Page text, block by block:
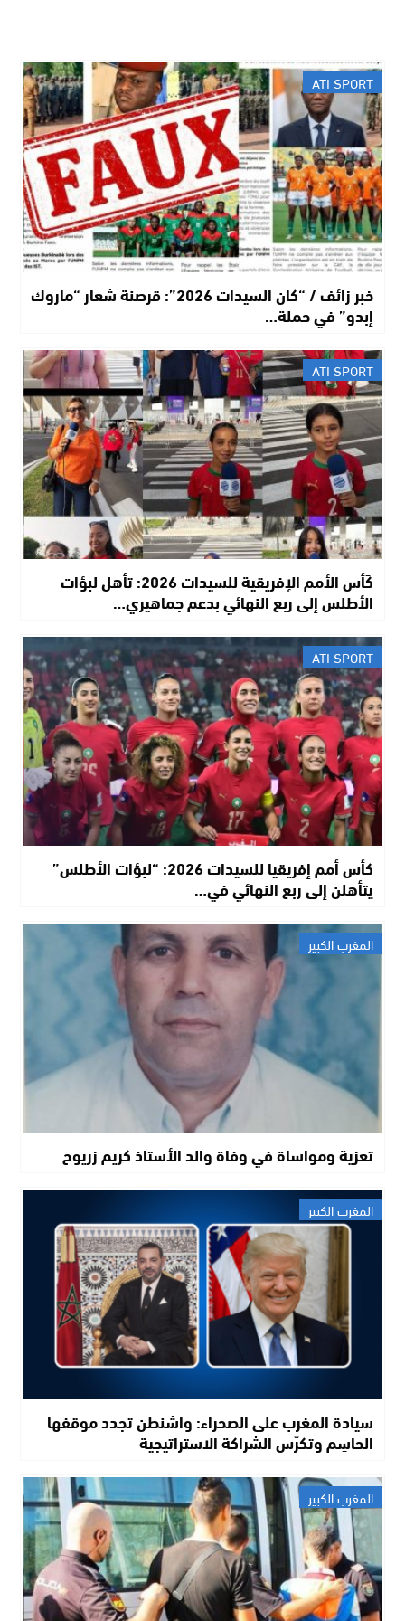
ATI SPORT
خبر زائف / “كان السيدات 2026”: قرصنة شعار “ماروك
إبدو” في حملة…
ATI SPORT
كَأس الأمم الإفريقية للسيدات 2026: تأهل لبؤات
الأطلس إلى ربع النهائي بدعم جماهيري…
ATI SPORT
كأس أمم إفريقيا للسيدات 2026: “لبؤات الأطلس”
يتأهلن إلى ربع النهائي في…
المغرب الكبير
تعزية ومواساة في وفاة والد الأستاذ كريم زريوح
المغرب الكبير
سيادة المغرب على الصحراء: واشنطن تجدد موقفها
الحاسِم وتكرّس الشراكة الاستراتيجية
المغرب الكبير